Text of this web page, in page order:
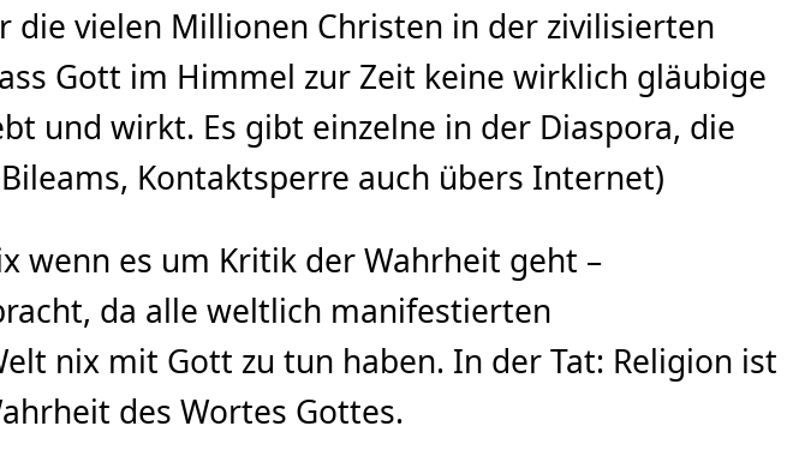
vielen Millionen Christen in der zivilisierten
Gott im Himmel zur Zeit keine wirklich gläubige
und wirkt. Es gibt einzelne in der Diaspora, die
Kontaktsperre auch übers Internet)
wenn es um Kritik der Wahrheit geht –
da alle weltlich manifestierten
nix mit Gott zu tun haben. In der Tat: Religion ist
des Wortes Gottes.